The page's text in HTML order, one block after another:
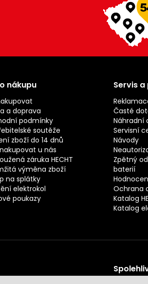
nákupu
a doprava
podmínky
soutěže
zboží do 14 dnů
u nás
záruka HECHT
výměna zboží
na splátky
elektrokol
poukazy
Servis
Časté
Náhradní
Servisní
Návody
Zpětný
baterií
Ochrana
Katalog
Katalog